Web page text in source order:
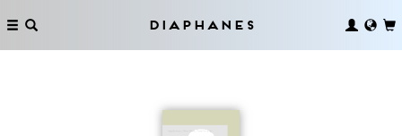
Diaphanes